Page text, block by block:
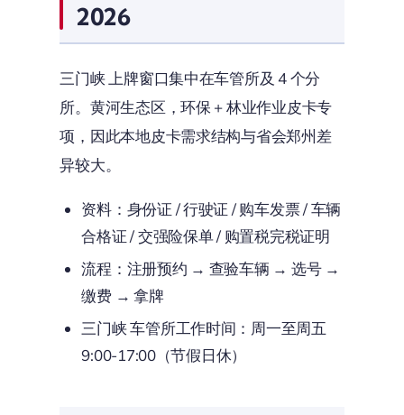
2026
三门峡 上牌窗口集中在车管所及 4 个分
所。黄河生态区，环保 + 林业作业皮卡专
项，因此本地皮卡需求结构与省会郑州差
异较大。
资料：身份证 / 行驶证 / 购车发票 / 车辆
合格证 / 交强险保单 / 购置税完税证明
流程：注册预约 → 查验车辆 → 选号 →
缴费 → 拿牌
三门峡 车管所工作时间：周一至周五
9:00-17:00（节假日休）